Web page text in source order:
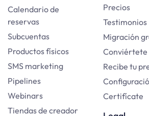
Calendario de
reservas
Subcuentas
Productos físicos
SMS marketing
Pipelines
Webinars
Tiendas de creador
Precios
Testimonios
Migración
Conviértete
Recibe tu
Certifícate